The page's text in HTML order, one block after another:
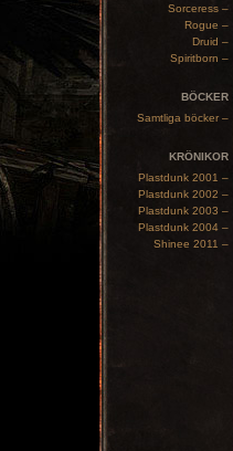
Sorceress –
Rogue –
Druid –
Spiritborn –
BÖCKER
Samtliga böcker –
KRÖNIKOR
Plastdunk 2001 –
Plastdunk 2002 –
Plastdunk 2003 –
Plastdunk 2004 –
Shinee 2011 –